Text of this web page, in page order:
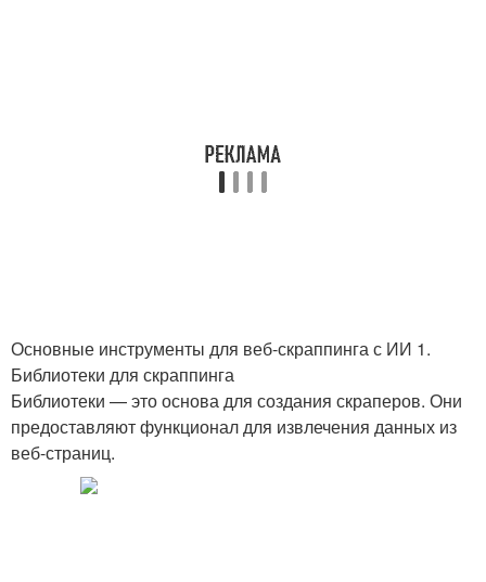
Основные инструменты для веб-скраппинга с ИИ 1.
Библиотеки для скраппинга
Библиотеки — это основа для создания скраперов. Они
предоставляют функционал для извлечения данных из
веб-страниц.